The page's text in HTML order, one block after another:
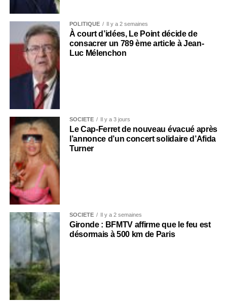
POLITIQUE Il y a 2 semaines
À court d’idées, Le Point décide de
consacrer un 789 ème article à Jean-
Luc Mélenchon
SOCIÉTÉ Il y a 3 jours
Le Cap-Ferret de nouveau évacué après
l’annonce d’un concert solidaire d’Afida
Turner
SOCIÉTÉ Il y a 2 semaines
Gironde : BFMTV affirme que le feu est
désormais à 500 km de Paris